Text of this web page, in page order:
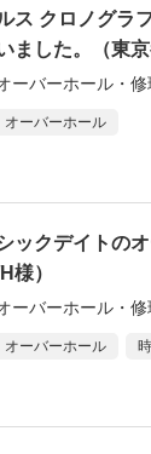
ス クロノグラ
ました。（東京
ーバーホール・
オーバーホール
ックデイトの
様）
ーバーホール・
オーバーホール